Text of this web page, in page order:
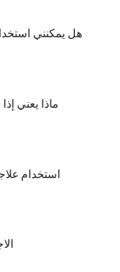
هل يمكنني
ماذا يعني
استخدام